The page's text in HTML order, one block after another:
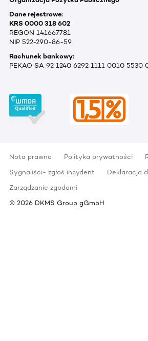
Dane rejestrowe:
KRS 0000 318 602
REGON 141667781
NIP 522-290-86-59
Rachunek bankowy:
PEKAO SA 92 1240 6292 1111 0010 5530
Nota prawna Polityka prywatności
Sygnaliści- zgłoś incydent
Deklaracja
Zarządzanie zgodami
© 2026 DKMS Group gGmbH